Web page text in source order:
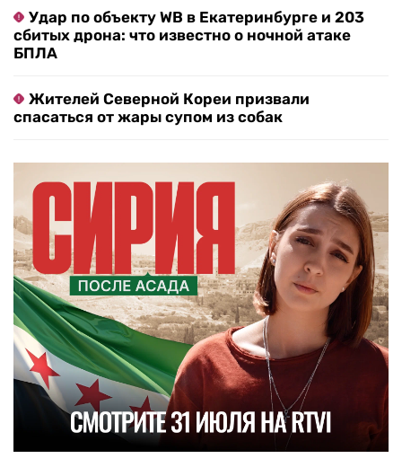
Удар по объекту WB в Екатеринбурге и 203
сбитых дрона: что известно о ночной атаке
БПЛА
Жителей Северной Кореи призвали
спасаться от жары супом из собак